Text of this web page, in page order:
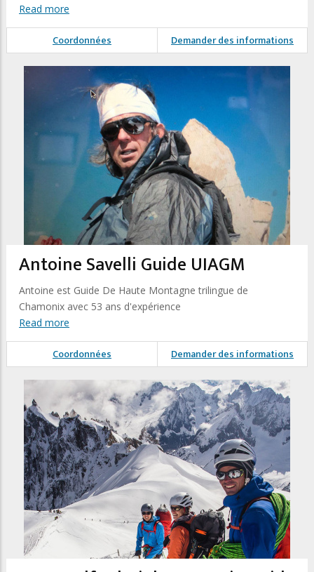
Read more
Coordonnées Demander des informations
Antoine Savelli Guide UIAGM
Antoine est Guide De Haute Montagne trilingue de
Chamonix avec 53 ans d'expérience
Read more
Coordonnées Demander des informations